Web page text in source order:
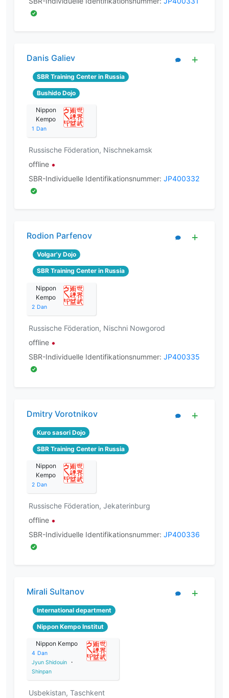
Danis Galiev
SBR Training Center in Russia
Bushido Dojo
Nippon
Kempo
1 Dan
Russische Föderation, Nischnekamsk
offline
SBR-Individuelle Identifikationsnummer: JP400332
Rodion Parfenov
Volgar'y Dojo
SBR Training Center in Russia
Nippon
Kempo
2 Dan
Russische Föderation, Nischni Nowgorod
offline
SBR-Individuelle Identifikationsnummer: JP400335
Dmitry Vorotnikov
Kuro sasori Dojo
SBR Training Center in Russia
Nippon
Kempo
2 Dan
Russische Föderation, Jekaterinburg
offline
SBR-Individuelle Identifikationsnummer: JP400336
Mirali Sultanov
International department
Nippon Kempo Institut
Nippon Kempo
4 Dan
Jyun Shidouin
・
Shinpan
Usbekistan, Taschkent